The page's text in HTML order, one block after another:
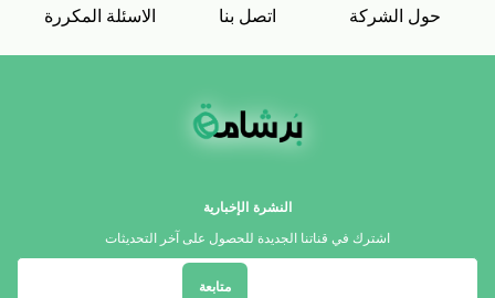
حول الشركة اتصل بنا الاسئلة المكررة
النشرة الإخبارية
اشترك في قناتنا الجديدة للحصول على آخر التحديثات
متابعة